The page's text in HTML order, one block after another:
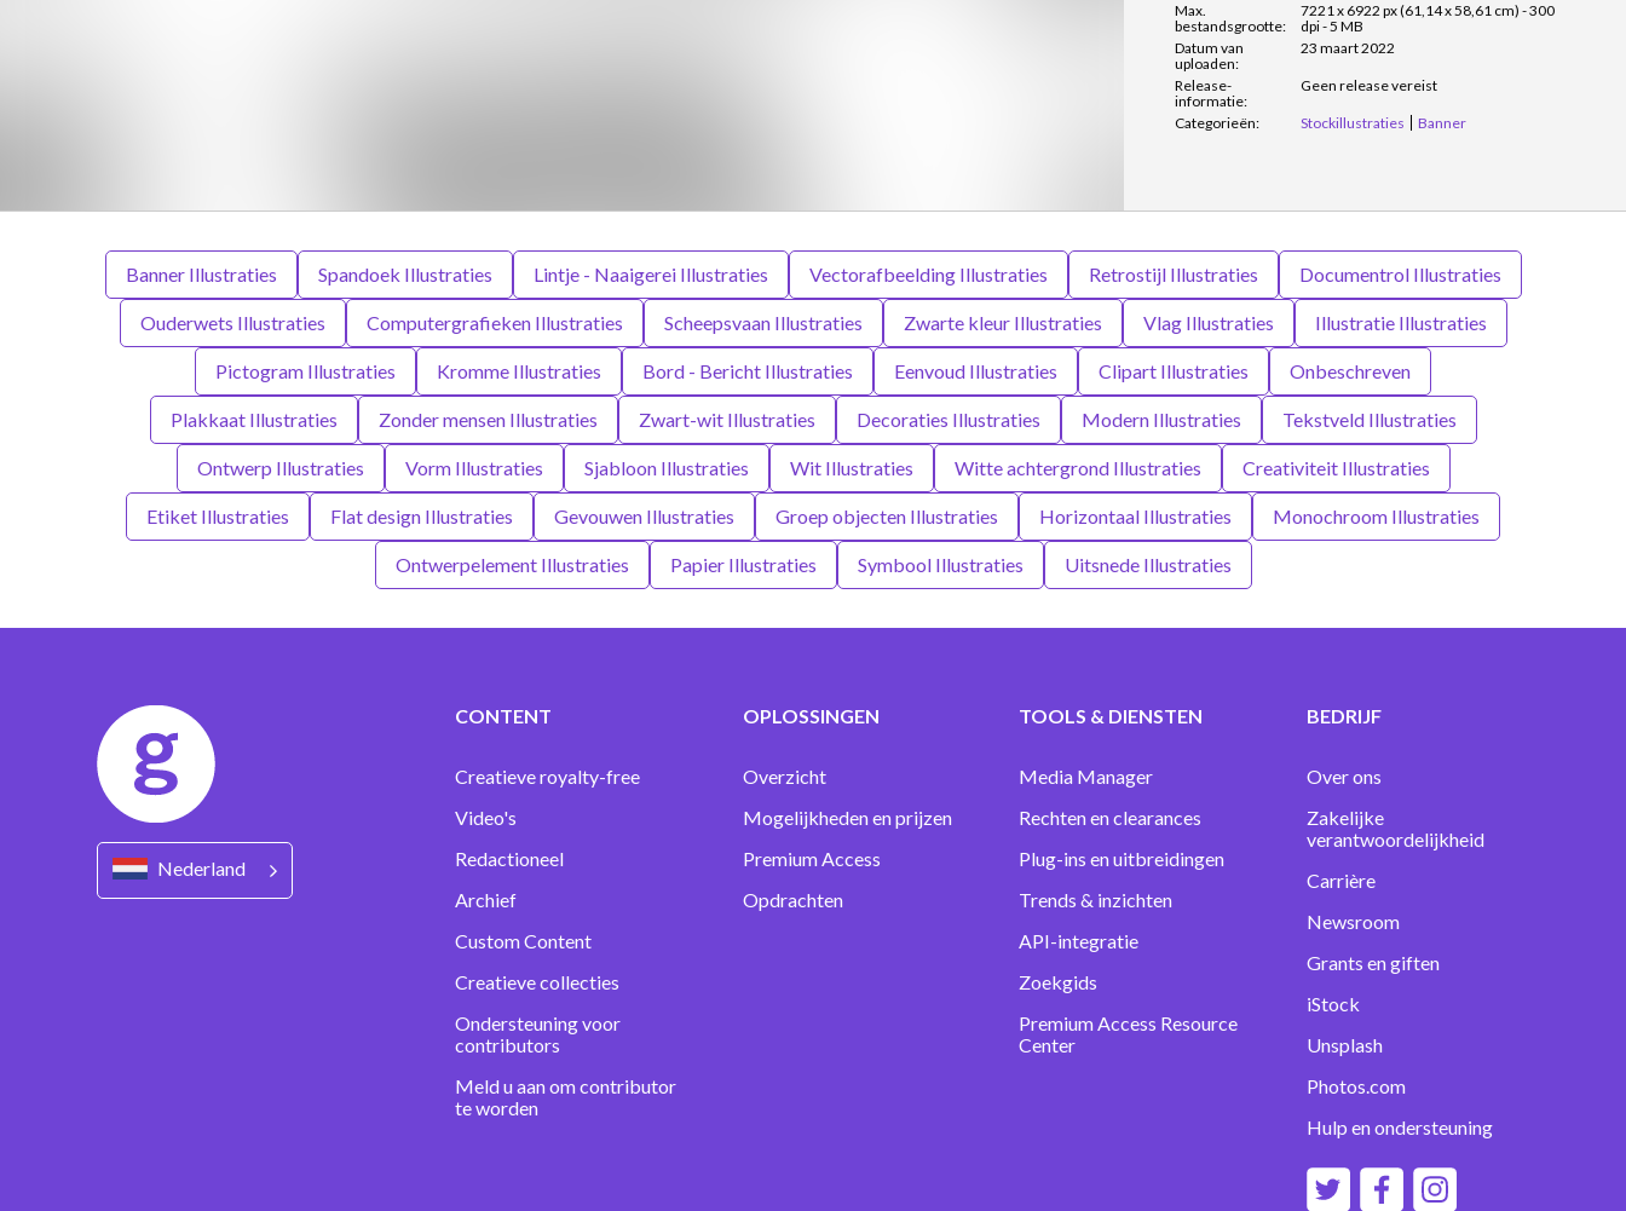
Max.
bestandsgrootte:
7221 x 6922 px (61,14 x 58,61 cm) - 300
dpi - 5 MB
Datum van
uploaden:
23 maart 2022
Release-
informatie:
Geen release vereist
Categorieën: Stockillustraties Banner
Banner Illustraties Spandoek Illustraties Lintje - Naaigerei Illustraties Vectorafbeelding Illustraties Retrostijl Illustraties Documentrol Illustraties
Ouderwets Illustraties Computergrafieken Illustraties Scheepsvaan Illustraties Zwarte kleur Illustraties Vlag Illustraties Illustratie Illustraties
Pictogram Illustraties Kromme Illustraties Bord - Bericht Illustraties Eenvoud Illustraties Clipart Illustraties Onbeschreven
Plakkaat Illustraties Zonder mensen Illustraties Zwart-wit Illustraties Decoraties Illustraties Modern Illustraties Tekstveld Illustraties
Ontwerp Illustraties Vorm Illustraties Sjabloon Illustraties Wit Illustraties Witte achtergrond Illustraties Creativiteit Illustraties
Etiket Illustraties Flat design Illustraties Gevouwen Illustraties Groep objecten Illustraties Horizontaal Illustraties Monochroom Illustraties
Ontwerpelement Illustraties Papier Illustraties Symbool Illustraties Uitsnede Illustraties
Nederland
CONTENT
Creatieve royalty-free
Video's
Redactioneel
Archief
Custom Content
Creatieve collecties
Ondersteuning voor
contributors
Meld u aan om contributor
te worden
OPLOSSINGEN
Overzicht
Mogelijkheden en prijzen
Premium Access
Opdrachten
TOOLS & DIENSTEN
Media Manager
Rechten en clearances
Plug-ins en uitbreidingen
Trends & inzichten
API-integratie
Zoekgids
Premium Access Resource
Center
BEDRIJF
Over ons
Zakelijke
verantwoordelijkheid
Carrière
Newsroom
Grants en giften
iStock
Unsplash
Photos.com
Hulp en ondersteuning